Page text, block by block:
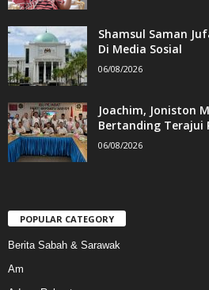
Shamsul Saman
Di Media Sosial
06/08/2026
Joachim, Joniston
Bertanding Terajui
06/08/2026
POPULAR CATEGORY
Berita Sabah & Sarawak
Am